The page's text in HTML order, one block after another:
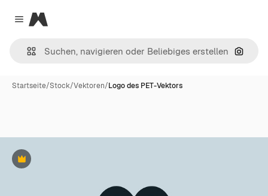
Close menu
Magnific
Nach
Startseite/Stock/Vektoren/Logo des PET-Vektors
Premium